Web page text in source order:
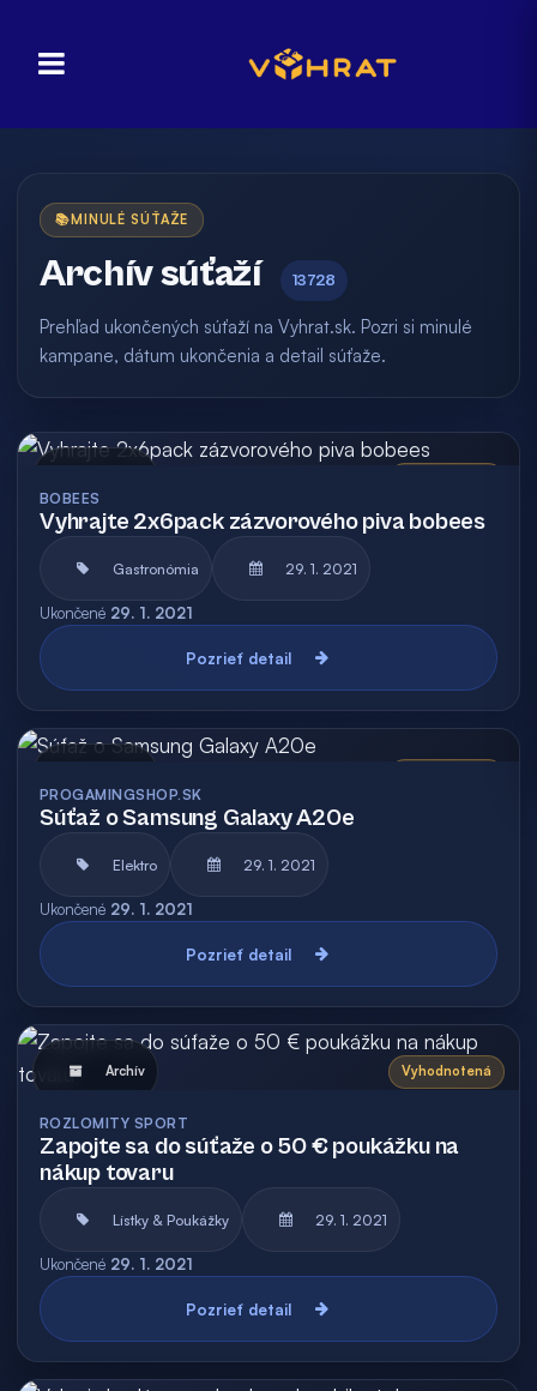
📚 MINULÉ SÚŤAŽE
Archív súťaží 13728
Prehľad ukončených súťaží na Vyhrat.sk. Pozri si minulé
kampane, dátum ukončenia a detail súťaže.
BOBEES
Vyhrajte 2x6pack zázvorového piva bobees
Gastronómia 29. 1. 2021
Ukončené 29. 1. 2021
Pozrieť detail
PROGAMINGSHOP.SK
Súťaž o Samsung Galaxy A20e
Elektro 29. 1. 2021
Ukončené 29. 1. 2021
Pozrieť detail
Archív Vyhodnotená
ROZLOMITY SPORT
Zapojte sa do súťaže o 50 € poukážku na
nákup tovaru
Lístky & Poukážky 29. 1. 2021
Ukončené 29. 1. 2021
Pozrieť detail